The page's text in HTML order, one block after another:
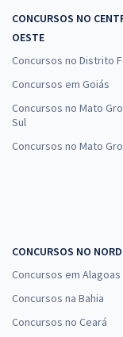
CONCURSOS NO
OESTE
Concursos no Distrito
Concursos em Goiás
Concursos no Mato
Sul
Concursos no Mato
CONCURSOS NO
Concursos em Alagoas
Concursos na Bahia
Concursos no Ceará